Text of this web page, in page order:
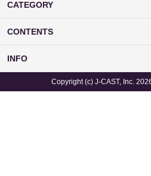
CATEGORY
CONTENTS
INFO
Copyright (c) J-CAST, Inc.